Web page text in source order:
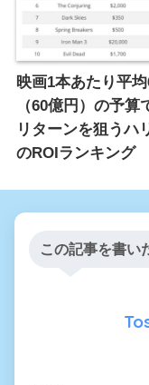
映画1本あたり平
（60億円）の予算
リターンを狙うハ
のROIランキング
この記事を書い